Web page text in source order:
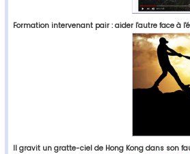
Formation intervenant pair : aider l'autre face à
Il gravit un gratte-ciel de Hong Kong dans son